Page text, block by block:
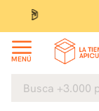
MENÚ